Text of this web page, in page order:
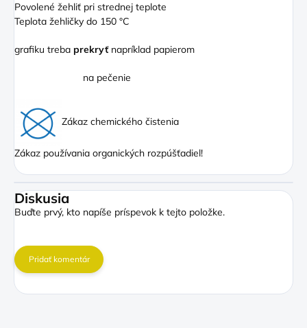
Povolené žehliť pri strednej teplote
Teplota žehličky do 150 °C
grafiku treba prekryť napríklad papierom
na pečenie
Zákaz chemického čistenia
Zákaz používania organických rozpúšťadiel!
Diskusia
Buďte prvý, kto napíše príspevok k tejto položke.
Pridať komentár